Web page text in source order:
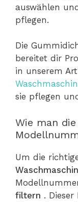
auswählen
pflegen.
Die
bereitet dir
in unserem
sie pflegen
Wie man
Um die
filtern .